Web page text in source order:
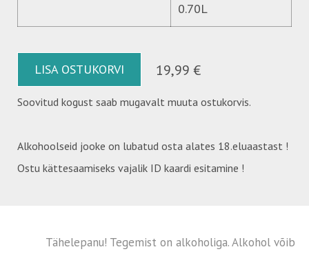
0.70L
LISA OSTUKORVI 19,99 €
Soovitud kogust saab mugavalt muuta ostukorvis.
Alkohoolseid jooke on lubatud osta alates 18.eluaastast !
Ostu kättesaamiseks vajalik ID kaardi esitamine !
Tähelepanu! Tegemist on alkoholiga. Alkohol võib